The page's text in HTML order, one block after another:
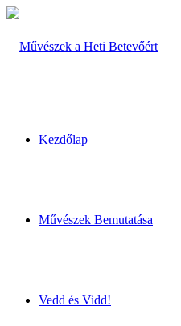
Kezdőlap
Művészek Bemutatása
Vedd és Vidd!